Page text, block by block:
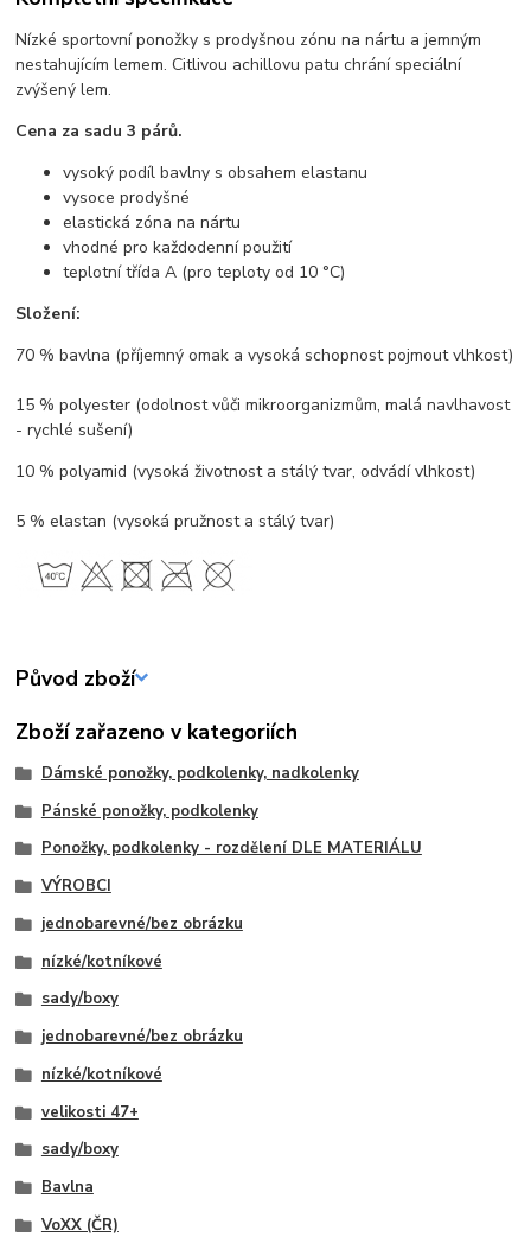
Nízké sportovní ponožky s prodyšnou zónu na nártu a jemným
nestahujícím lemem. Citlivou achillovu patu chrání speciální
zvýšený lem.
Cena za sadu 3 párů.
vysoký podíl bavlny s obsahem elastanu
vysoce prodyšné
elastická zóna na nártu
vhodné pro každodenní použití
teplotní třída A (pro teploty od 10 °C)
Složení:
70 % bavlna (příjemný omak a vysoká schopnost pojmout vlhkost)
15 % polyester (odolnost vůči mikroorganizmům, malá navlhavost
- rychlé sušení)
10 % polyamid (vysoká životnost a stálý tvar, odvádí vlhkost)
5 % elastan (vysoká pružnost a stálý tvar)
Původ zboží
Zboží zařazeno v kategoriích
Dámské ponožky, podkolenky, nadkolenky
Pánské ponožky, podkolenky
Ponožky, podkolenky - rozdělení DLE MATERIÁLU
VÝROBCI
jednobarevné/bez obrázku
nízké/kotníkové
sady/boxy
jednobarevné/bez obrázku
nízké/kotníkové
velikosti 47+
sady/boxy
Bavlna
VoXX (ČR)